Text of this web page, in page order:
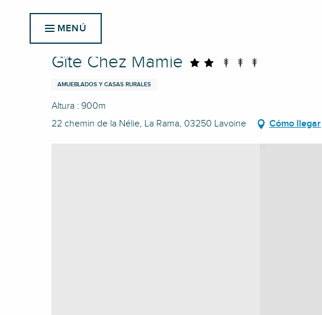
MENÚ
Inicio Gîte Chez Mamie
Gîte Chez Mamie
AMUEBLADOS Y CASAS RURALES
Altura : 900m
22 chemin de la Nélie, La Rama, 03250 Lavoine
Cómo llegar